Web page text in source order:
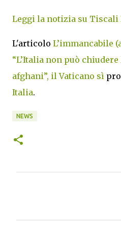
Leggi la notizia su Tiscali
L'articolo L’immancabile
“L’Italia non può
afghani”, il Vaticano sì
Italia.
NEWS